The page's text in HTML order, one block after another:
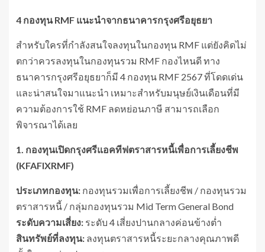
4 กองทุน RMF แนะนำจากธนาคารกรุงศรีอยุธยา
สำหรับใครที่กำลังสนใจลงทุนในกองทุน RMF แต่ยังคิดไม่
ตกว่าควรลงทุนในกองทุนรวม RMF กองไหนดี ทาง
ธนาคารกรุงศรีอยุธยาก็มี 4 กองทุน RMF 2567 ที่โดดเด่น
และน่าสนใจมาแนะนำ เหมาะสำหรับมนุษย์เงินเดือนที่มี
ความต้องการใช้ RMF ลดหย่อนภาษี สามารถเลือก
พิจารณาได้เลย
1. กองทุนเปิดกรุงศรีแอคทีฟตราสารหนี้เพื่อการเลี้ยงชีพ
(KFAFIXRMF)
ประเภทกองทุน: กองทุนรวมเพื่อการเลี้ยงชีพ / กองทุนรวม
ตราสารหนี้ / กลุ่มกองทุนรวม Mid Term General Bond
ระดับความเสี่ยง: ระดับ 4 เสี่ยงปานกลางค่อนข้างต่ำ
สินทรัพย์ที่ลงทุน: ลงทุนตราสารหนี้ระยะกลางคุณภาพดี